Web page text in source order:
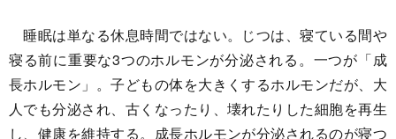
睡眠は単なる休息時間ではない。じつは、寝ている間や
寝る前に重要な3つのホルモンが分泌される。一つが「成
長ホルモン」。子どもの体を大きくするホルモンだが、大
人でも分泌され、古くなったり、壊れたりした細胞を再生
し、健康を維持する。成長ホルモンが分泌されるのが寝つ